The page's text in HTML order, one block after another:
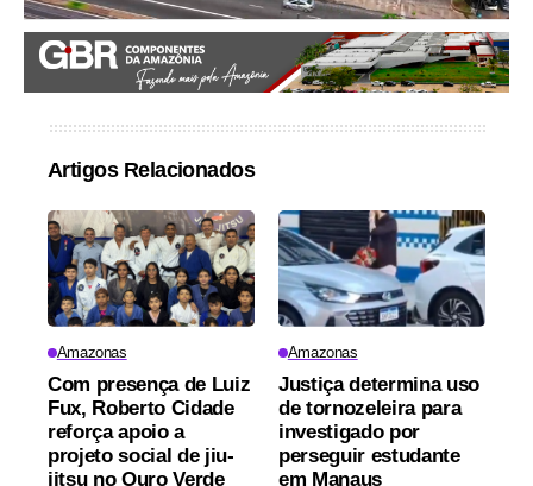
Artigos Relacionados
Amazonas
Com presença de Luiz
Fux, Roberto Cidade
reforça apoio a
projeto social de jiu-
jitsu no Ouro Verde
Amazonas
Justiça determina uso
de tornozeleira para
investigado por
perseguir estudante
em Manaus